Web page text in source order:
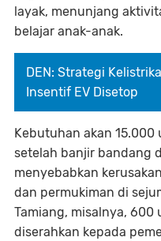
layak, menunjang
belajar anak-anak.
DEN: Strategi
Insentif EV Disetop
Kebutuhan akan
setelah banjir bandang
menyebabkan
dan permukiman di
Tamiang, misalnya,
diserahkan kepada